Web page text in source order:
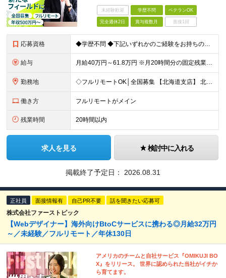
未経験歓迎 学歴不問 ベテランOK
完全週休2日 賞与複数月 面接1回
応募資格 ◆学歴不問 ◆下記いずれかのご経験をお持ちの方 ・Webアプリケーション開発の実務経験（目安：7年以上） ・要件定義・基本設計など、上流工程の経験（目安：3年以上） ・Pythonでの開発経験（目安：
給与 月給40万円～61.8万円 ※月20時間分の固定残業代（58,000円～）を含む。超過時間分を別途支給 ※年齢、経験、スキル、前職給与などを考慮のうえ、決定いたします。 ※試用期間6ヶ月あり。期間中
勤務地 ◇フルリモートOK│全国募集 【北海道支店】 北海道札幌市中央区南一条西2丁目5番地 ※(変更の範囲)上記を除く当社関連勤務地 ※通勤不要
働き方 フルリモートがメイン
残業時間 20時間以内
求人を見る 検討中に入れる
掲載終了予定日： 2026.08.31
正社員 面接情報有 自己PR不要 話を聞きたい応募可
株式会社ファーストピック
【Webデザイナー】海外向けBtoCサービスに携わる◎月給32万円
～／未経験／フルリモート／年休130日
アメリカのチームと自社サービス『OMIKUJI BO
X』をリリース。 世界に認められた当社がイチか
ら育てます。